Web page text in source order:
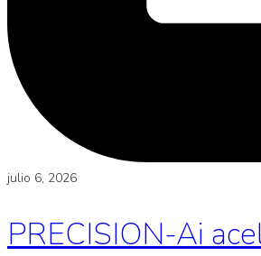
julio 6, 2026
PRECISION-Ai